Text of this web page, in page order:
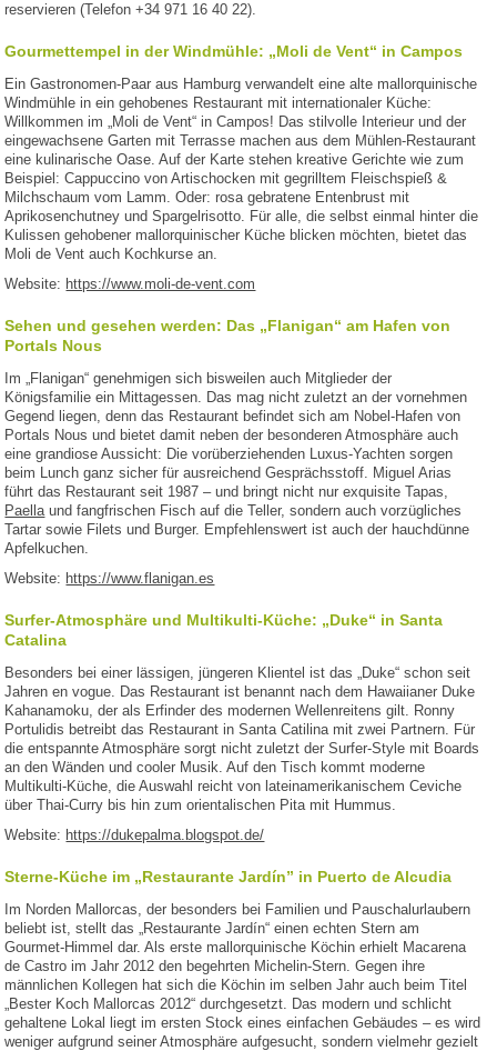
reservieren (Telefon +34 971 16 40 22).
Gourmettempel in der Windmühle: „Moli de Vent“ in Campos
Ein Gastronomen-Paar aus Hamburg verwandelt eine alte mallorquinische
Windmühle in ein gehobenes Restaurant mit internationaler Küche:
Willkommen im „Moli de Vent“ in Campos! Das stilvolle Interieur und der
eingewachsene Garten mit Terrasse machen aus dem Mühlen-Restaurant
eine kulinarische Oase. Auf der Karte stehen kreative Gerichte wie zum
Beispiel: Cappuccino von Artischocken mit gegrilltem Fleischspieß &
Milchschaum vom Lamm. Oder: rosa gebratene Entenbrust mit
Aprikosenchutney und Spargelrisotto. Für alle, die selbst einmal hinter die
Kulissen gehobener mallorquinischer Küche blicken möchten, bietet das
Moli de Vent auch Kochkurse an.
Website: https://www.moli-de-vent.com
Sehen und gesehen werden: Das „Flanigan“ am Hafen von
Portals Nous
Im „Flanigan“ genehmigen sich bisweilen auch Mitglieder der
Königsfamilie ein Mittagessen. Das mag nicht zuletzt an der vornehmen
Gegend liegen, denn das Restaurant befindet sich am Nobel-Hafen von
Portals Nous und bietet damit neben der besonderen Atmosphäre auch
eine grandiose Aussicht: Die vorüberziehenden Luxus-Yachten sorgen
beim Lunch ganz sicher für ausreichend Gesprächsstoff. Miguel Arias
führt das Restaurant seit 1987 – und bringt nicht nur exquisite Tapas,
Paellaund fangfrischen Fisch auf die Teller, sondern auch vorzügliches
Tartar sowie Filets und Burger. Empfehlenswert ist auch der hauchdünne
Apfelkuchen.
Website: https://www.flanigan.es
Surfer-Atmosphäre und Multikulti-Küche: „Duke“ in Santa
Catalina
Besonders bei einer lässigen, jüngeren Klientel ist das „Duke“ schon seit
Jahren en vogue. Das Restaurant ist benannt nach dem Hawaiianer Duke
Kahanamoku, der als Erfinder des modernen Wellenreitens gilt. Ronny
Portulidis betreibt das Restaurant in Santa Catilina mit zwei Partnern. Für
die entspannte Atmosphäre sorgt nicht zuletzt der Surfer-Style mit Boards
an den Wänden und cooler Musik. Auf den Tisch kommt moderne
Multikulti-Küche, die Auswahl reicht von lateinamerikanischem Ceviche
über Thai-Curry bis hin zum orientalischen Pita mit Hummus.
Website: https://dukepalma.blogspot.de/
Sterne-Küche im „Restaurante Jardín” in Puerto de Alcudia
Im Norden Mallorcas, der besonders bei Familien und Pauschalurlaubern
beliebt ist, stellt das „Restaurante Jardín“ einen echten Stern am
Gourmet-Himmel dar. Als erste mallorquinische Köchin erhielt Macarena
de Castro im Jahr 2012 den begehrten Michelin-Stern. Gegen ihre
männlichen Kollegen hat sich die Köchin im selben Jahr auch beim Titel
„Bester Koch Mallorcas 2012“ durchgesetzt. Das modern und schlicht
gehaltene Lokal liegt im ersten Stock eines einfachen Gebäudes – es wird
weniger aufgrund seiner Atmosphäre aufgesucht, sondern vielmehr gezielt